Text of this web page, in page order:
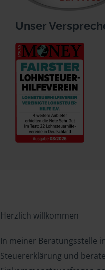
Unser
Herzlich willkommen
In meiner Beratungsstelle
Steuererklärung und